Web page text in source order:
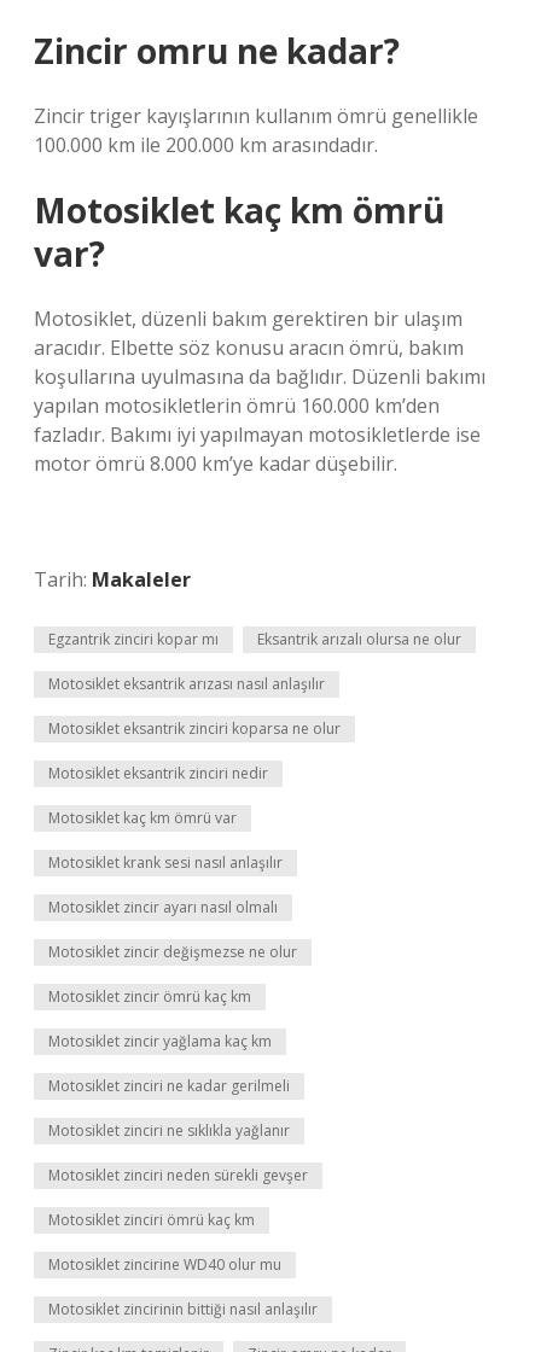
Zincir omru ne kadar?
Zincir triger kayışlarının kullanım ömrü genellikle
100.000 km ile 200.000 km arasındadır.
Motosiklet kaç km ömrü
var?
Motosiklet, düzenli bakım gerektiren bir ulaşım
aracıdır. Elbette söz konusu aracın ömrü, bakım
koşullarına uyulmasına da bağlıdır. Düzenli bakımı
yapılan motosikletlerin ömrü 160.000 km’den
fazladır. Bakımı iyi yapılmayan motosikletlerde ise
motor ömrü 8.000 km’ye kadar düşebilir.
Tarih: Makaleler
Egzantrik zinciri kopar mı Eksantrik arızalı olursa ne olur
Motosiklet eksantrik arızası nasıl anlaşılır
Motosiklet eksantrik zinciri koparsa ne olur
Motosiklet eksantrik zinciri nedir
Motosiklet kaç km ömrü var
Motosiklet krank sesi nasıl anlaşılır
Motosiklet zincir ayarı nasıl olmalı
Motosiklet zincir değişmezse ne olur
Motosiklet zincir ömrü kaç km
Motosiklet zincir yağlama kaç km
Motosiklet zinciri ne kadar gerilmeli
Motosiklet zinciri ne sıklıkla yağlanır
Motosiklet zinciri neden sürekli gevşer
Motosiklet zinciri ömrü kaç km
Motosiklet zincirine WD40 olur mu
Motosiklet zincirinin bittiği nasıl anlaşılır